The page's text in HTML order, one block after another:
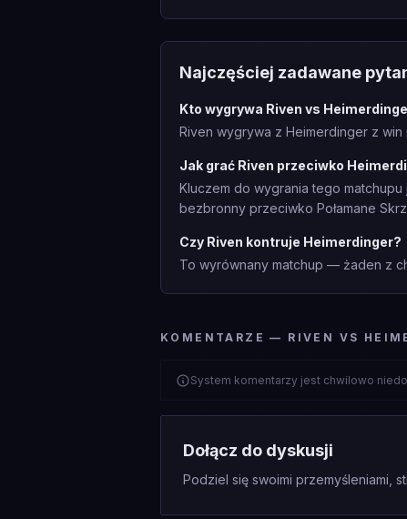
Najczęściej zadawane
Kto wygrywa Riven vs
Riven wygrywa z Heimerdinger z
Jak grać Riven przeciwko
Kluczem do wygrania tego
bezbronny przeciwko Połamane
Czy Riven kontruje Heimerdinger?
To wyrównany matchup — żaden z
KOMENTARZE — RIVEN VS
System komentarzy jest chwilowo
Dołącz do dyskusji
Podziel się swoimi przemyśleniami,